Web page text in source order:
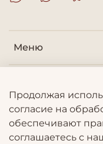
Меню
Информация
Продолжая
согласие на
обеспечивают
соглашаетесь с